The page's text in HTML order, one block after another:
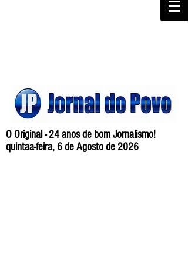
O Original - 24 anos de bom Jornalismo!
quintaa-feira, 6 de Agosto de 2026